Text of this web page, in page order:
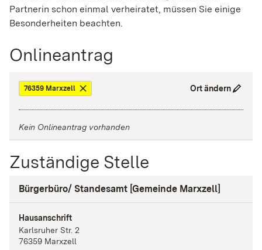
Partnerin schon einmal verheiratet, müssen Sie einige
Besonderheiten beachten.
Onlineantrag
76359 Marxzell Ort ändern
Kein Onlineantrag vorhanden
Zuständige Stelle
Bürgerbüro/ Standesamt [Gemeinde Marxzell]
Hausanschrift
Karlsruher Str. 2
76359 Marxzell